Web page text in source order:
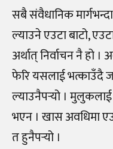
सबै संवैधानिक
ल्याउने एउटा बाटो,
अर्थात् निर्वाचन नै हो
फेरि यसलाई भत्काउँदै
ल्याउनैपर्‍यो ।
भएन । खास अवधिमा
त हुनैपर्‍यो ।